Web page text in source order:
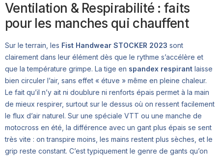
Ventilation & Respirabilité : faits
pour les manches qui chauffent
Sur le terrain, les Fist Handwear STOCKER 2023 sont
clairement dans leur élément dès que le rythme s’accélère et
que la température grimpe. La tige en spandex respirant laisse
bien circuler l’air, sans effet « étuve » même en pleine chaleur.
Le fait qu’il n’y ait ni doublure ni renforts épais permet à la main
de mieux respirer, surtout sur le dessus où on ressent facilement
le flux d’air naturel. Sur une spéciale VTT ou une manche de
motocross en été, la différence avec un gant plus épais se sent
très vite : on transpire moins, les mains restent plus sèches, et le
grip reste constant. C’est typiquement le genre de gants qu’on